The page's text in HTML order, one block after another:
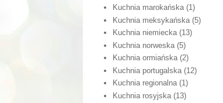
Kuchnia marokańska (1)
Kuchnia meksykańska (5)
Kuchnia niemiecka (13)
Kuchnia norweska (5)
Kuchnia ormiańska (2)
Kuchnia portugalska (12)
Kuchnia regionalna (1)
Kuchnia rosyjska (13)